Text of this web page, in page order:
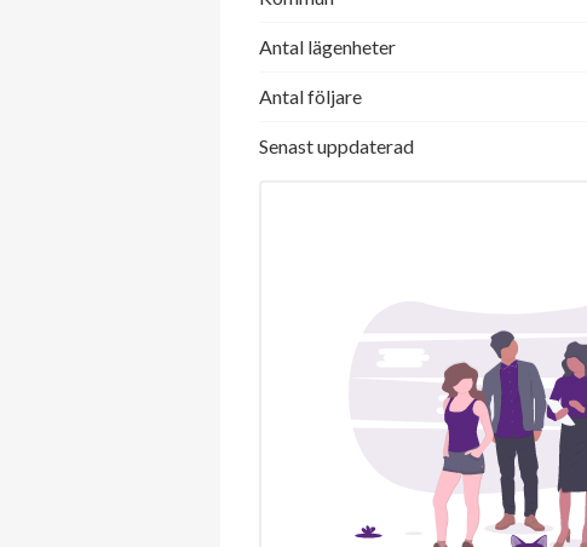
Antal lägenheter
Antal följare
Senast uppdaterad